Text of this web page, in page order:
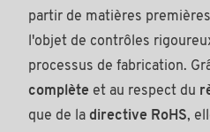
partir de matières
l'objet de contrôles
processus de fabrication.
complète et au respect du
que de la directive RoHS,